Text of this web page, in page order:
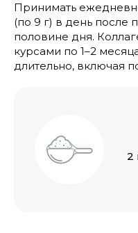
Принимать
(по 9 г) в день
половине дня.
курсами по 1–2
длительно, включая
2